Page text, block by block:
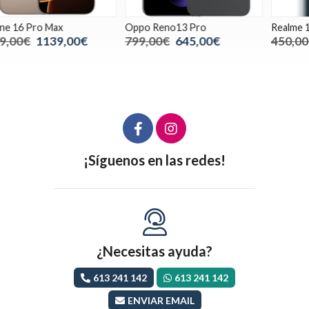
Oppo Reno13 Pro
799,00€ 645,00€
Realme 13 Pro+
450,00€ 339,00€
¡Síguenos en las redes!
¿Necesitas ayuda?
613 241 142
613 241 142
ENVIAR EMAIL